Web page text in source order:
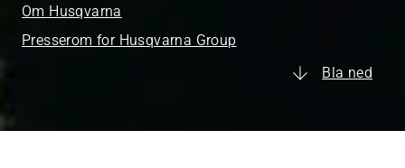
Om Husqvarna
Presserom for Husqvarna Group
Bla ned